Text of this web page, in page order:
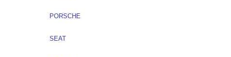
PORSCHE
SEAT